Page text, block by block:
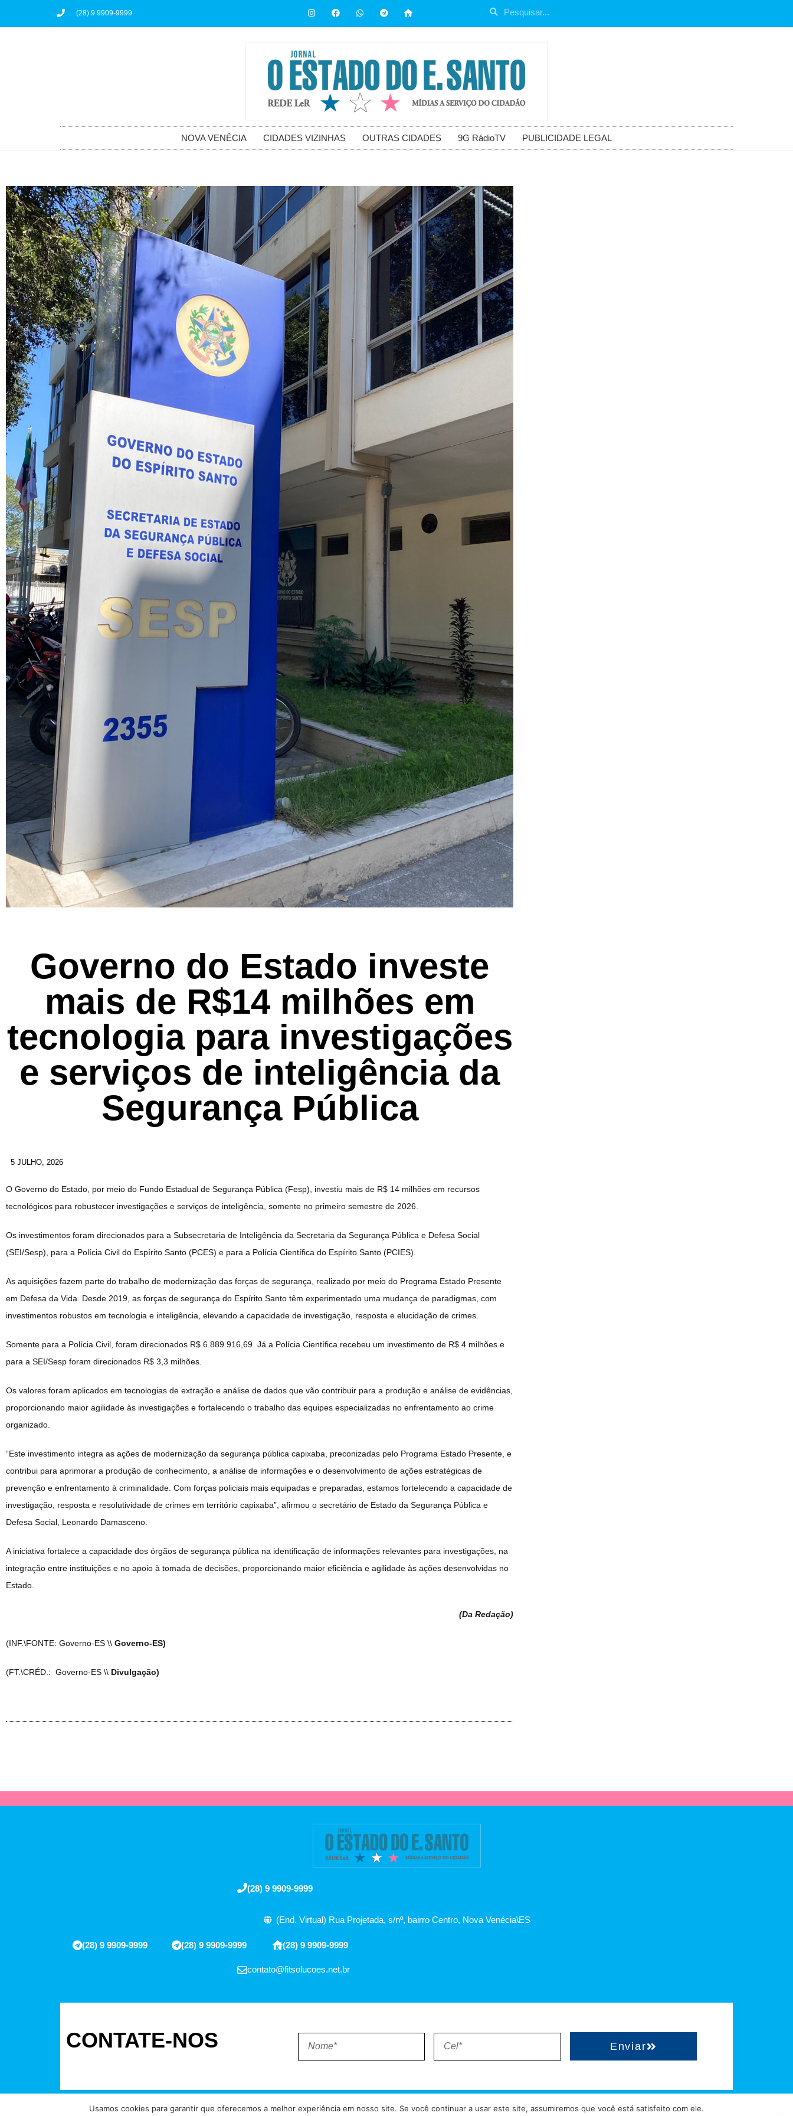
(28) 9 9909-9999
NOVA VENÉCIA CIDADES VIZINHAS OUTRAS CIDADES 9G RádioTV PUBLICIDADE LEGAL
Governo do Estado investe
mais de R$14 milhões em
tecnologia para investigações
e serviços de inteligência da
Segurança Pública
5 JULHO, 2026
O Governo do Estado, por meio do Fundo Estadual de Segurança Pública (Fesp), investiu mais de R$ 14 milhões em recursos
tecnológicos para robustecer investigações e serviços de inteligência, somente no primeiro semestre de 2026.
Os investimentos foram direcionados para a Subsecretaria de Inteligência da Secretaria da Segurança Pública e Defesa Social
(SEI/Sesp), para a Polícia Civil do Espírito Santo (PCES) e para a Polícia Científica do Espírito Santo (PCIES).
As aquisições fazem parte do trabalho de modernização das forças de segurança, realizado por meio do Programa Estado Presente
em Defesa da Vida. Desde 2019, as forças de segurança do Espírito Santo têm experimentado uma mudança de paradigmas, com
investimentos robustos em tecnologia e inteligência, elevando a capacidade de investigação, resposta e elucidação de crimes.
Somente para a Polícia Civil, foram direcionados R$ 6.889.916,69. Já a Polícia Científica recebeu um investimento de R$ 4 milhões e
para a SEI/Sesp foram direcionados R$ 3,3 milhões.
Os valores foram aplicados em tecnologias de extração e análise de dados que vão contribuir para a produção e análise de evidências,
proporcionando maior agilidade às investigações e fortalecendo o trabalho das equipes especializadas no enfrentamento ao crime
organizado.
“Este investimento integra as ações de modernização da segurança pública capixaba, preconizadas pelo Programa Estado Presente, e
contribui para aprimorar a produção de conhecimento, a análise de informações e o desenvolvimento de ações estratégicas de
prevenção e enfrentamento à criminalidade. Com forças policiais mais equipadas e preparadas, estamos fortelecendo a capacidade de
investigação, resposta e resolutividade de crimes em território capixaba”, afirmou o secretário de Estado da Segurança Pública e
Defesa Social, Leonardo Damasceno.
A iniciativa fortalece a capacidade dos órgãos de segurança pública na identificação de informações relevantes para investigações, na
integração entre instituições e no apoio à tomada de decisões, proporcionando maior eficiência e agilidade às ações desenvolvidas no
Estado.
(Da Redação)
(INF.\FONTE: Governo-ES \\ Governo-ES)
(FT.\CRÉD.: Governo-ES \\ Divulgação)
(28) 9 9909-9999
(End. Virtual) Rua Projetada, s/nº, bairro Centro, Nova Venécia\ES
(28) 9 9909-9999 (28) 9 9909-9999 (28) 9 9909-9999
contato@fitsolucoes.net.br
CONTATE-NOS Enviar
Usamos cookies para garantir que oferecemos a melhor experiência em nosso site. Se você continuar a usar este site, assumiremos que você está satisfeito com ele.